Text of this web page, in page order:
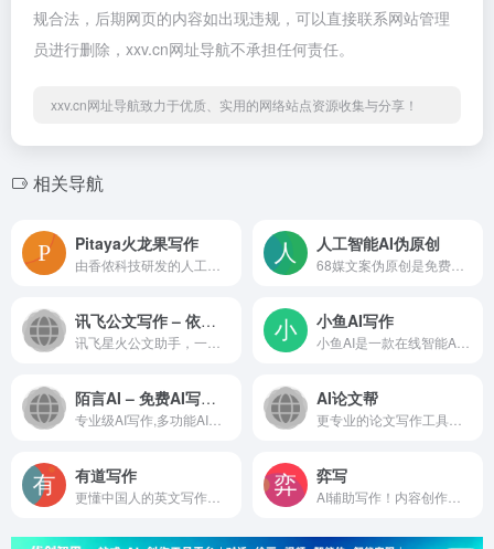
规合法，后期网页的内容如出现违规，可以直接联系网站管理
员进行删除，xxv.cn网址导航不承担任何责任。
xxv.cn网址导航致力于优质、实用的网络站点资源收集与分享！
相关导航
Pitaya火龙果写作 人工智能AI伪原创
讯飞公文写作 – 依托于科大讯飞星火大模型技术的AI公文写作助手 小鱼AI写作
陌言AI – 免费AI写作工具 AI论文帮
有道写作 弈写